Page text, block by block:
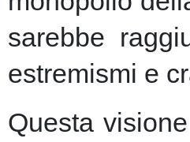
sarebbe
estremismi e
Questa